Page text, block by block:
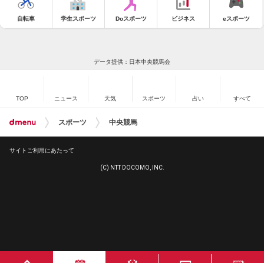
自転車 学生スポーツ Doスポーツ ビジネス eスポーツ
データ提供：日本中央競馬会
TOP ニュース 天気 スポーツ 占い すべて
スポーツ 中央競馬
サイトご利用にあたって
(C) NTT DOCOMO, INC.